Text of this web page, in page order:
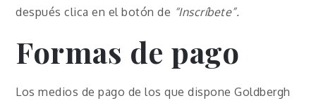
después clica en el botón de “Inscríbete”.
Formas de pago
Los medios de pago de los que dispone Goldbergh